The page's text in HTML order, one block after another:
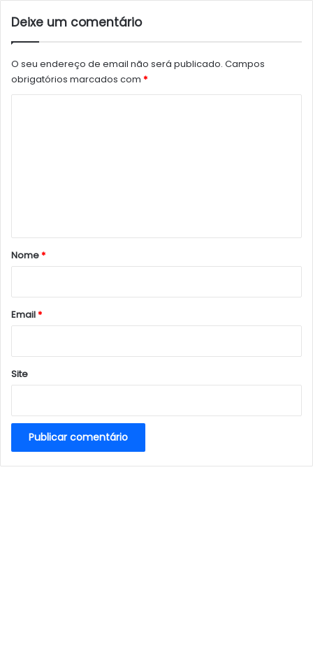
Deixe um comentário
O seu endereço de email não será publicado. Campos
obrigatórios marcados com *
r
*
Nome*
Email*
Site